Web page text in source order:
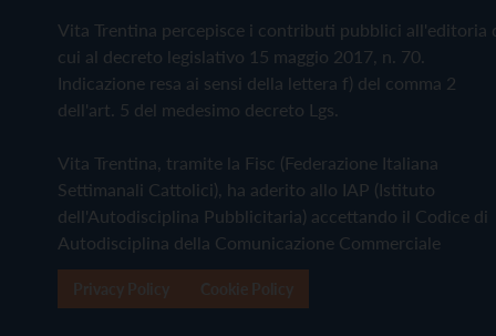
Vita Trentina percepisce i contributi pubblici all'editoria
cui al decreto legislativo 15 maggio 2017, n. 70.
Indicazione resa ai sensi della lettera f) del comma 2
dell'art. 5 del medesimo decreto Lgs.
Vita Trentina, tramite la Fisc (Federazione Italiana
Settimanali Cattolici), ha aderito allo IAP (Istituto
dell'Autodisciplina Pubblicitaria) accettando il Codice di
Autodisciplina della Comunicazione Commerciale